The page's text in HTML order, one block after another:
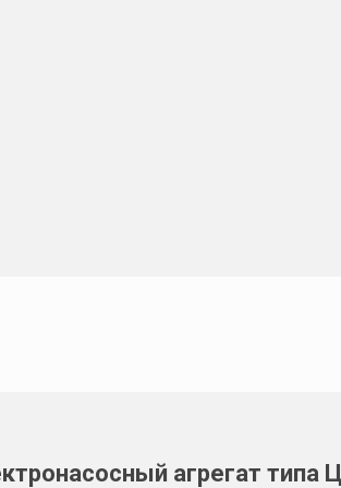
агрегат типа